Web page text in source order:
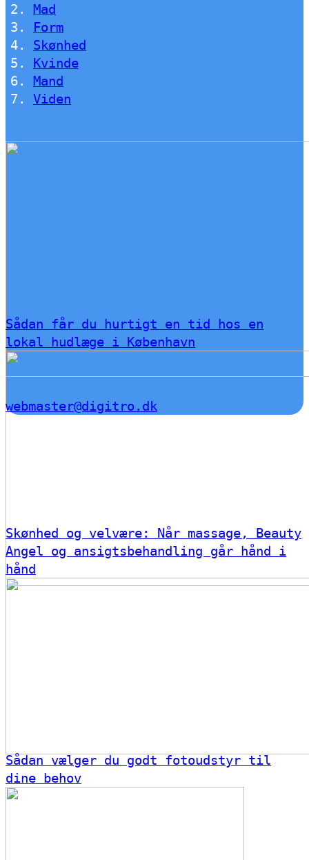
Mad
Form
Skønhed
Kvinde
Mand
Viden
Sådan får du hurtigt en tid hos en
lokal hudlæge i København
Skønhed og velvære: Når massage, Beauty
Angel og ansigtsbehandling går hånd i
hånd
Sådan vælger du godt fotoudstyr til
dine behov
webmaster@digitro.dk